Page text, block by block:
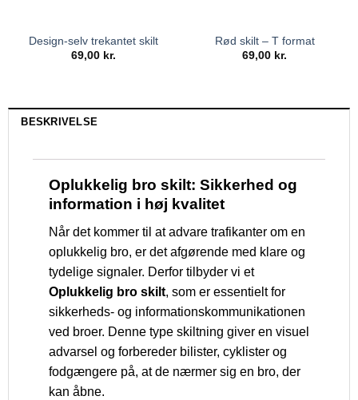
Design-selv trekantet skilt
69,00 kr.
Rød skilt – T format
69,00 kr.
BESKRIVELSE
Oplukkelig bro skilt: Sikkerhed og
information i høj kvalitet
Når det kommer til at advare trafikanter om en
oplukkelig bro, er det afgørende med klare og
tydelige signaler. Derfor tilbyder vi et
Oplukkelig bro skilt, som er essentielt for
sikkerheds- og informationskommunikationen
ved broer. Denne type skiltning giver en visuel
advarsel og forbereder bilister, cyklister og
fodgængere på, at de nærmer sig en bro, der
kan åbne.